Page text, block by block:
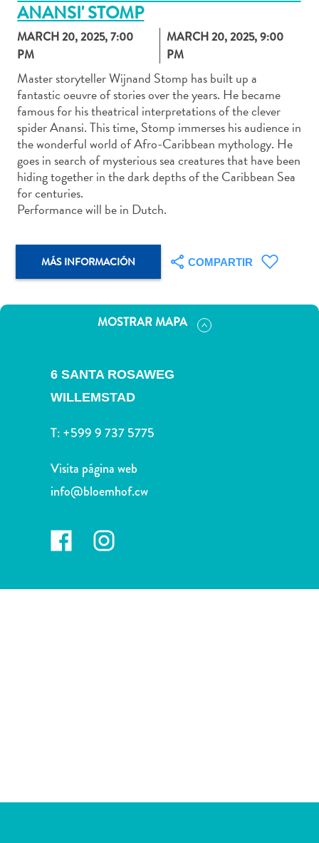
Actividades
acuáticas
Alquiler
de
coches
Arte
y
Cultura
Aventuras
bebida
Excursiones
Monumentos
lugares
interés
Museos
Naturaleza
parques
Operadores
buceo
y
ANANSI' STOMP
MARCH 20, 2025, 7:00
PM
MARCH 20, 2025, 9:00
PM
Master storyteller Wijnand Stomp has built up a
fantastic oeuvre of stories over the years. He became
famous for his theatrical interpretations of the clever
spider Anansi. This time, Stomp immerses his audience in
the wonderful world of Afro-Caribbean mythology. He
goes in search of mysterious sea creatures that have been
hiding together in the dark depths of the Caribbean Sea
for centuries.
Performance will be in Dutch.
MÁS INFORMACIÓN COMPARTIR
MOSTRAR MAPA
6 SANTA ROSAWEG
WILLEMSTAD
T:+599 9 737 5775
Visita página web
info@bloemhof.cw